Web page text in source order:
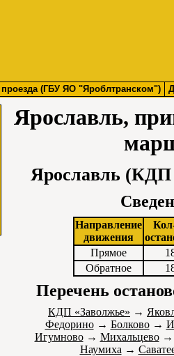
(ГБУ ЯО "Яроблтранском")
Ярославль,
Ярославль (КДП
Направление
движения
Прямое
Обратное
Перечень
КДП «Заволжье» →
Федорино→ Болково→
Игумново→ Михальцево
Наумиха →